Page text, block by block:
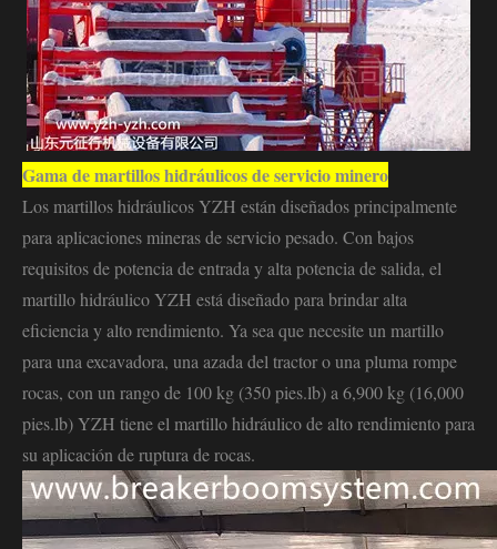
Gama de martillos hidráulicos de servicio minero
Los martillos hidráulicos YZH están diseñados principalmente
para aplicaciones mineras de servicio pesado. Con bajos
requisitos de potencia de entrada y alta potencia de salida, el
martillo hidráulico YZH está diseñado para brindar alta
eficiencia y alto rendimiento. Ya sea que necesite un martillo
para una excavadora, una azada del tractor o una pluma rompe
rocas, con un rango de 100 kg (350 pies.lb) a 6,900 kg (16,000
pies.lb) YZH tiene el martillo hidráulico de alto rendimiento para
su aplicación de ruptura de rocas.